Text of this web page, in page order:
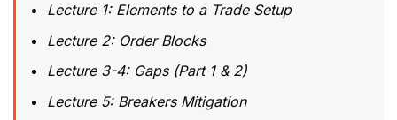
Lecture 1: Elements to a Trade Setup
Lecture 2: Order Blocks
Lecture 3-4: Gaps (Part 1 & 2)
Lecture 5: Breakers Mitigation